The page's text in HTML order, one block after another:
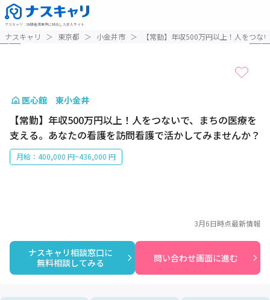
ナスキャリ ： 訪問看護業界に特化した求人サイト
ナスキャリ ＞ 東京都 ＞ 小金井市 ＞ 【常勤】年収500万円以上！人をつ
医心館 東小金井
【常勤】年収500万円以上！人をつないで、まちの医療を
支える。あなたの看護を訪問看護で活かしてみませんか？
月給：400,000 円~436,000 円
ナスキャリ相談窓口に
無料相談してみる
問い合わせ画面に進む
3月6日時点最新情報